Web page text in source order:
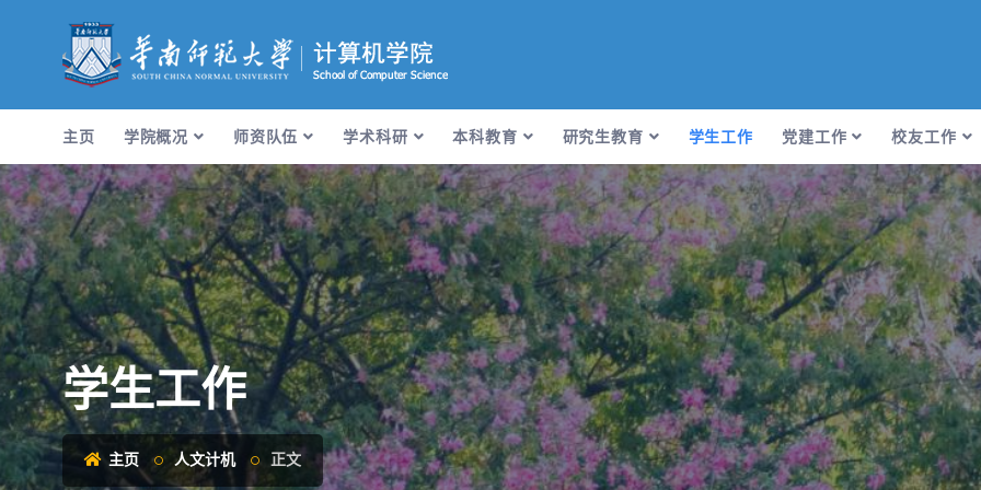
主页 学院概况 师资队伍 学术科研 本科教育 研究生教育 学生工作 党建工作 校友工作
学生工作
主页 人文计机 正文